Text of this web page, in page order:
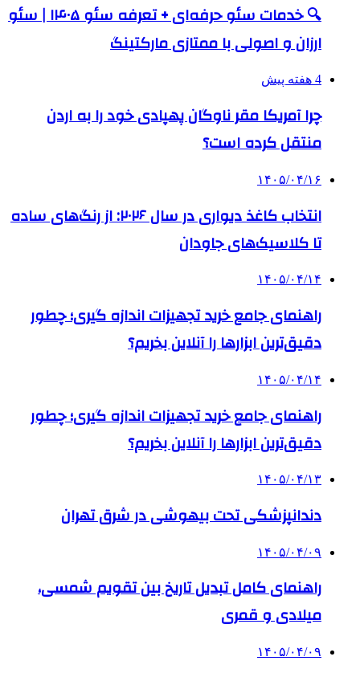
🔍 خدمات سئو حرفه‌ای + تعرفه سئو ۱۴۰۵ | سئو
ارزان و اصولی با ممتازی مارکتینگ
4 هفته پیش
چرا آمریکا مقر ناوگان پهپادی خود را به اردن
منتقل کرده است؟
۱۴۰۵/۰۴/۱۶
انتخاب کاغذ دیواری در سال ۲۰۲۶: از رنگ‌های ساده
تا کلاسیک‌های جاودان
۱۴۰۵/۰۴/۱۴
راهنمای جامع خرید تجهیزات اندازه گیری؛ چطور
دقیق‌ترین ابزارها را آنلاین بخریم؟
۱۴۰۵/۰۴/۱۴
راهنمای جامع خرید تجهیزات اندازه گیری؛ چطور
دقیق‌ترین ابزارها را آنلاین بخریم؟
۱۴۰۵/۰۴/۱۳
دندانپزشکی تحت بیهوشی در شرق تهران
۱۴۰۵/۰۴/۰۹
راهنمای کامل تبدیل تاریخ بین تقویم شمسی،
میلادی و قمری
۱۴۰۵/۰۴/۰۹